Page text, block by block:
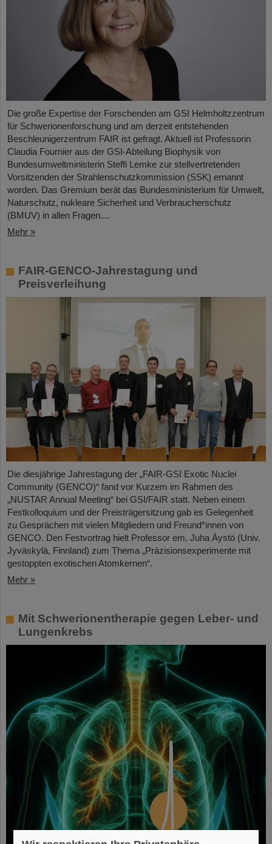
Die große Expertise der Forschenden am GSI Helmholtzzentrum
für Schwerionenforschung und am derzeit entstehenden
Beschleunigerzentrum FAIR ist gefragt. Aktuell ist Professorin
Claudia Fournier aus der GSI-Abteilung Biophysik von
Bundesumweltministerin Steffi Lemke zur stellvertretenden
Vorsitzenden der Strahlenschutzkommission (SSK) ernannt
worden. Das Gremium berät das Bundesministerium für Umwelt,
Naturschutz, nukleare Sicherheit und Verbraucherschutz
(BMUV) in allen Fragen....
Mehr »
FAIR-GENCO-Jahrestagung und
Preisverleihung
Die diesjährige Jahrestagung der „FAIR-GSI Exotic Nuclei
Community (GENCO)“ fand vor Kurzem im Rahmen des
„NUSTAR Annual Meeting“ bei GSI/FAIR statt. Neben einem
Festkolloquium und der Preisträgersitzung gab es Gelegenheit
zu Gesprächen mit vielen Mitgliedern und Freund*innen von
GENCO. Den Festvortrag hielt Professor em. Juha Äystö (Univ.
Jyväskylä, Finnland) zum Thema „Präzisionsexperimente mit
gestoppten exotischen Atomkernen“.
Mehr »
Mit Schwerionentherapie gegen Leber- und
Lungenkrebs